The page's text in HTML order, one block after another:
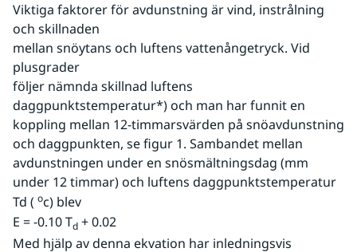
Viktiga faktorer för avdunstning är vind, instrålning
och skillnaden
mellan snöytans och luftens vattenångetryck. Vid
plusgrader
följer nämnda skillnad luftens
daggpunktstemperatur*) och man har funnit en
koppling mellan 12-timmarsvärden på snöavdunstning
och daggpunkten, se figur 1. Sambandet mellan
avdunstningen under en snösmältningsdag (mm
under 12 timmar) och luftens daggpunktstemperatur
Td ( oc) blev
E = -0.10 Td + 0.02
Med hjälp av denna ekvation har inledningsvis